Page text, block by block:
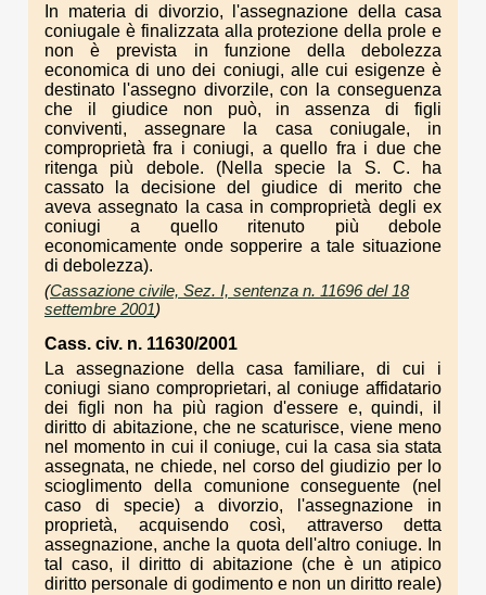
In materia di divorzio, l'assegnazione della casa
coniugale è finalizzata alla protezione della prole e
non è prevista in funzione della debolezza
economica di uno dei coniugi, alle cui esigenze è
destinato l'assegno divorzile, con la conseguenza
che il giudice non può, in assenza di figli
conviventi, assegnare la casa coniugale, in
comproprietà fra i coniugi, a quello fra i due che
ritenga più debole. (Nella specie la S. C. ha
cassato la decisione del giudice di merito che
aveva assegnato la casa in comproprietà degli ex
coniugi a quello ritenuto più debole
economicamente onde sopperire a tale situazione
di debolezza).
(Cassazione civile, Sez. I, sentenza n. 11696 del 18
settembre 2001)
Cass. civ. n. 11630/2001
La assegnazione della casa familiare, di cui i
coniugi siano comproprietari, al coniuge affidatario
dei figli non ha più ragion d'essere e, quindi, il
diritto di abitazione, che ne scaturisce, viene meno
nel momento in cui il coniuge, cui la casa sia stata
assegnata, ne chiede, nel corso del giudizio per lo
scioglimento della comunione conseguente (nel
caso di specie) a divorzio, l'assegnazione in
proprietà, acquisendo così, attraverso detta
assegnazione, anche la quota dell'altro coniuge. In
tal caso, il diritto di abitazione (che è un atipico
diritto personale di godimento e non un diritto reale)